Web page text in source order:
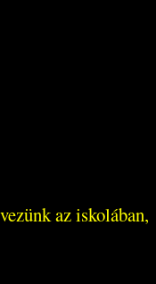
az iskolában,